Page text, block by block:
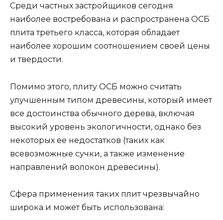
Среди частных застройщиков сегодня
наиболее востребована и распространена ОСБ
плита третьего класса, которая обладает
наиболее хорошим соотношением своей цены
и твердости.
Помимо этого, плиту ОСБ можно считать
улучшенным типом древесины, который имеет
все достоинства обычного дерева, включая
высокий уровень экологичности, однако без
некоторых ее недостатков (таких как
всевозможные сучки, а также изменение
направлений волокон древесины).
Сфера применения таких плит чрезвычайно
широка и может быть использована: